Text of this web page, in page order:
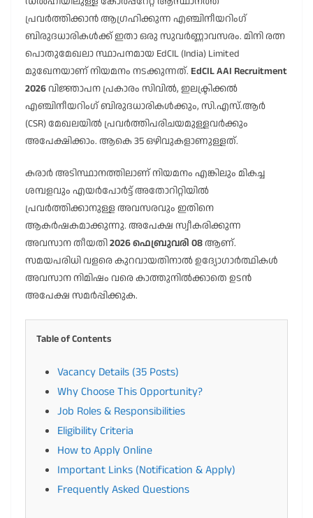
പ്രവർത്തിക്കാൻ ആഗ്രഹിക്കുന്ന എഞ്ചിനീയറിംഗ്
ബിരുദധാരികൾക്ക് ഇതാ ഒരു സുവർണ്ണാവസരം. മിനി രത്ന
പൊതുമേഖലാ സ്ഥാപനമായ EdCIL (India) Limited
മുഖേനയാണ് നിയമനം നടക്കുന്നത്. EdCIL AAI Recruitment
2026 വിജ്ഞാപന പ്രകാരം സിവിൽ, ഇലക്ട്രിക്കൽ
എഞ്ചിനീയറിംഗ് ബിരുദധാരികൾക്കും, സി.എസ്.ആർ
(CSR) മേഖലയിൽ പ്രവർത്തിപരിചയമുള്ളവർക്കും
അപേക്ഷിക്കാം. ആകെ 35 ഒഴിവുകളാണുള്ളത്.
കരാർ അടിസ്ഥാനത്തിലാണ് നിയമനം എങ്കിലും മികച്ച
ശമ്പളവും എയർപോർട്ട് അതോറിറ്റിയിൽ
പ്രവർത്തിക്കാനുള്ള അവസരവും ഇതിനെ
ആകർഷകമാക്കുന്നു. അപേക്ഷ സ്വീകരിക്കുന്ന
അവസാന തീയതി2026 ഫെബ്രുവരി 08ആണ്.
സമയപരിധി വളരെ കുറവായതിനാൽ ഉദ്യോഗാർത്ഥികൾ
അവസാന നിമിഷം വരെ കാത്തുനിൽക്കാതെ ഉടൻ
അപേക്ഷ സമർപ്പിക്കുക.
Table of Contents
Vacancy Details (35 Posts)
Why Choose This Opportunity?
Job Roles & Responsibilities
Eligibility Criteria
How to Apply Online
Important Links (Notification & Apply)
Frequently Asked Questions